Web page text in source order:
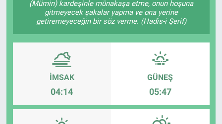
(Mümin) kardeşinle münakaşa etme, onun hoşuna
gitmeyecek şakalar yapma ve ona yerine
getiremeyeceğin bir söz verme. (Hadis-i Şerif)
İMSAK
04:14
GÜNEŞ
05:47
TEKNOLOJİ
Dünya
MAGAZİN
Bilim, Teknoloji